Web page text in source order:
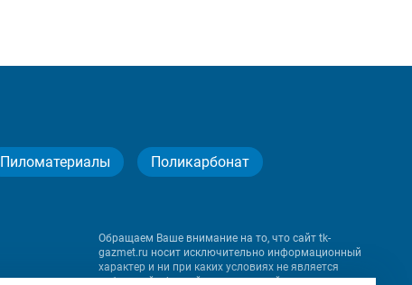
Пиломатериалы Поликарбонат
Обращаем Ваше внимание на то, что сайт tk-
gazmet.ru носит исключительно информационный
характер и ни при каких условиях не является
публичной офертой, определяемой положениями